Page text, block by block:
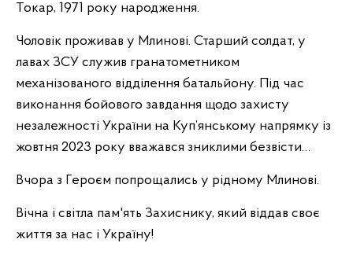
Токар, 1971 року народження.
Чоловік проживав у Млинові. Старший солдат, у
лавах ЗСУ служив гранатометником
механізованого відділення батальйону. Під час
виконання бойового завдання щодо захисту
незалежності України на Куп’янському напрямку із
жовтня 2023 року вважався зниклими безвісти…
Вчора з Героєм попрощались у рідному Млинові.
Вічна і світла пам'ять Захиснику, який віддав своє
життя за нас і Україну!